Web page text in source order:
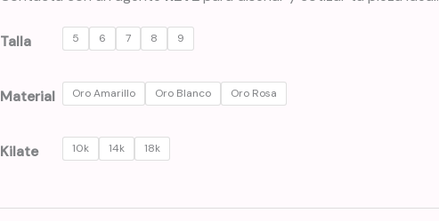
Talla 5 6 7 8 9
Material Oro Amarillo Oro Blanco Oro Rosa
Kilate 10k 14k 18k